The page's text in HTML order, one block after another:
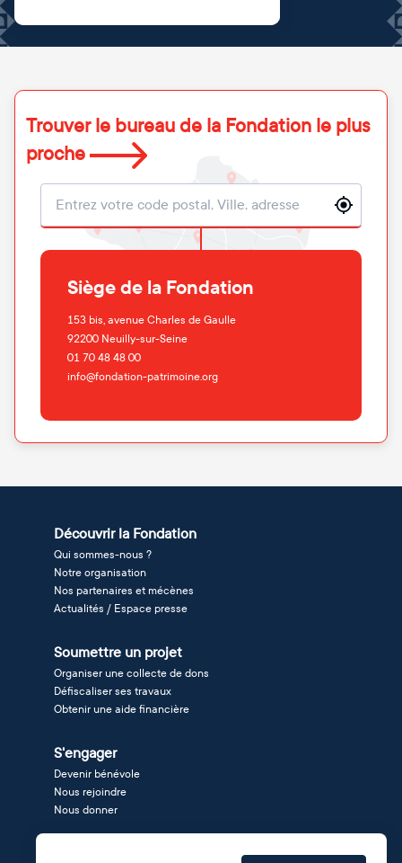
Trouver le bureau de la Fondation le plus
proche
Localisation
Siège de la Fondation
153 bis, avenue Charles de Gaulle
92200 Neuilly-sur-Seine
01 70 48 48 00
info@fondation-patrimoine.org
Découvrir la Fondation
Qui sommes-nous ?
Notre organisation
Nos partenaires et mécènes
Actualités / Espace presse
Soumettre un projet
Organiser une collecte de dons
Défiscaliser ses travaux
Obtenir une aide financière
S'engager
Devenir bénévole
Nous rejoindre
Nous donner